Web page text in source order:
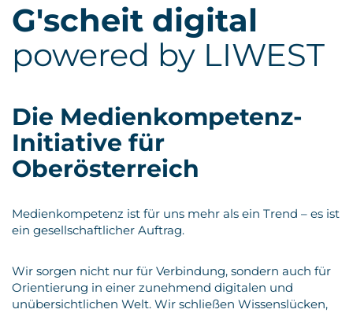
G'scheit digital
powered by LIWEST
Die Medienkompetenz-
Initiative für
Oberösterreich
Medienkompetenz ist für uns mehr als ein Trend – es ist
ein gesellschaftlicher Auftrag.
Wir sorgen nicht nur für Verbindung, sondern auch für
Orientierung in einer zunehmend digitalen und
unübersichtlichen Welt. Wir schließen Wissenslücken,